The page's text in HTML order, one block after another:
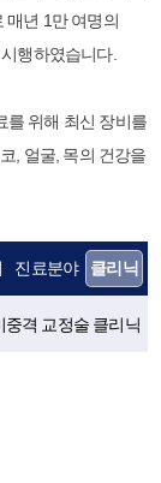
매년 1만 여명의
행하였습니다.
를 위해 최신 장비를
, 얼굴, 목의 건강을
진료분야 클리닉
중격 교정술 클리닉